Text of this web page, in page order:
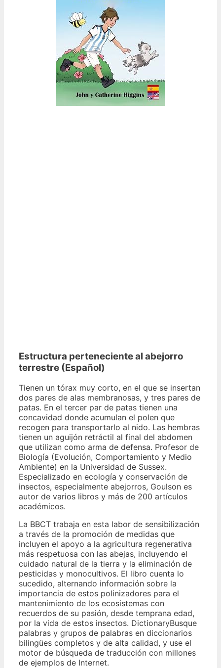
Estructura perteneciente al abejorro
terrestre (Español)
Tienen un tórax muy corto, en el que se insertan
dos pares de alas membranosas, y tres pares de
patas. En el tercer par de patas tienen una
concavidad donde acumulan el polen que
recogen para transportarlo al nido. Las hembras
tienen un aguijón retráctil al final del abdomen
que utilizan como arma de defensa. Profesor de
Biología (Evolución, Comportamiento y Medio
Ambiente) en la Universidad de Sussex.
Especializado en ecología y conservación de
insectos, especialmente abejorros, Goulson es
autor de varios libros y más de 200 artículos
académicos.
La BBCT trabaja en esta labor de sensibilización
a través de la promoción de medidas que
incluyen el apoyo a la agricultura regenerativa
más respetuosa con las abejas, incluyendo el
cuidado natural de la tierra y la eliminación de
pesticidas y monocultivos. El libro cuenta lo
sucedido, alternando información sobre la
importancia de estos polinizadores para el
mantenimiento de los ecosistemas con
recuerdos de su pasión, desde temprana edad,
por la vida de estos insectos. DictionaryBusque
palabras y grupos de palabras en diccionarios
bilingües completos y de alta calidad, y use el
motor de búsqueda de traducción con millones
de ejemplos de Internet.